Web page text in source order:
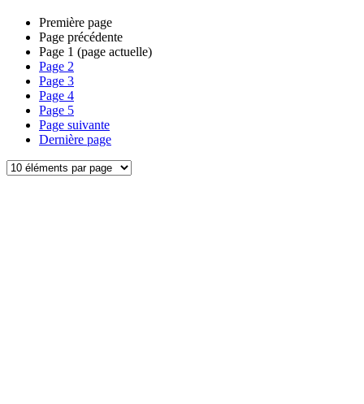
Première page
Page précédente
Page 1 (page actuelle)
Page 2
Page 3
Page 4
Page 5
Page suivante
Dernière page